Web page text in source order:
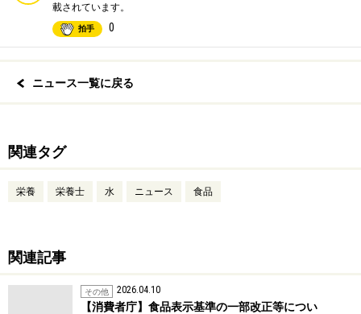
載されています。
拍手 0
ニュース一覧に戻る
関連タグ
栄養 栄養士 水 ニュース 食品
関連記事
その他 2026.04.10
【消費者庁】食品表示基準の一部改正等につい